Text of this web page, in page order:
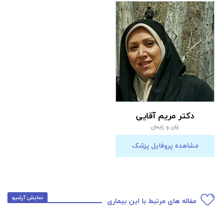
دکتر مریم آقایی
زنان و زایمان
مشاهده پروفایل پزشک
مقاله های مرتبط با این بیماری نمایش آرشیو